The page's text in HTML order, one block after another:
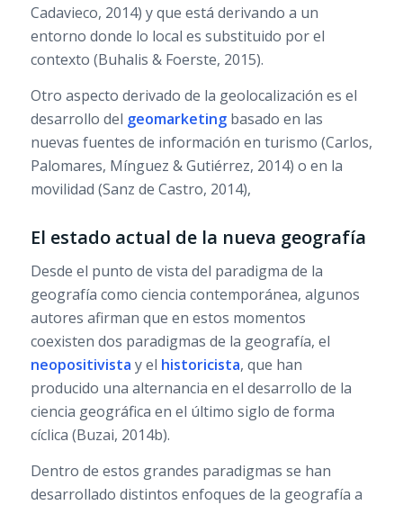
Cadavieco, 2014) y que está derivando a un
entorno donde lo local es substituido por el
contexto (Buhalis & Foerste, 2015).
Otro aspecto derivado de la geolocalización es el
desarrollo del geomarketingbasado en las
nuevas fuentes de información en turismo (Carlos,
Palomares, Mínguez & Gutiérrez, 2014) o en la
movilidad (Sanz de Castro, 2014),
El estado actual de la nueva geografía
Desde el punto de vista del paradigma de la
geografía como ciencia contemporánea, algunos
autores afirman que en estos momentos
coexisten dos paradigmas de la geografía, el
neopositivista y el historicista, que han
producido una alternancia en el desarrollo de la
ciencia geográfica en el último siglo de forma
cíclica (Buzai, 2014b).
Dentro de estos grandes paradigmas se han
desarrollado distintos enfoques de la geografía a